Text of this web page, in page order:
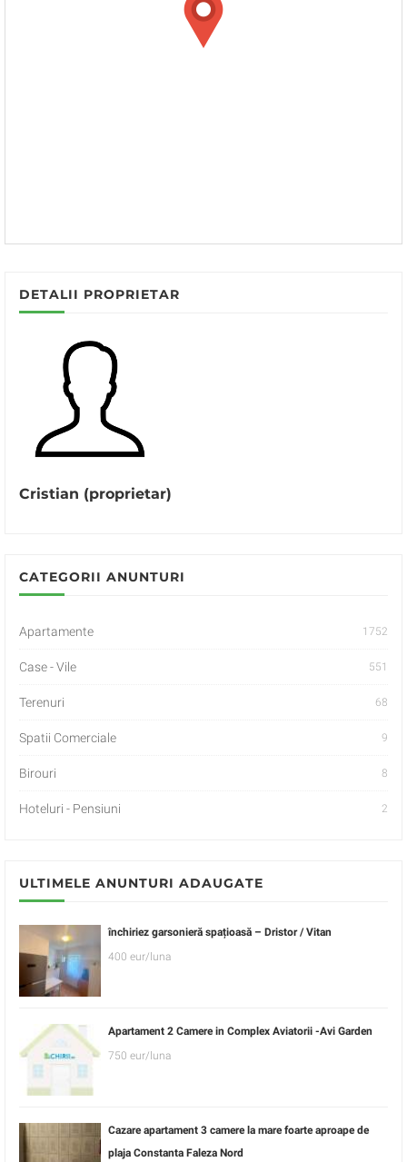
DETALII PROPRIETAR
Cristian (proprietar)
CATEGORII ANUNTURI
Apartamente 1752
Case - Vile 551
Terenuri 68
Spatii Comerciale 9
Birouri 8
Hoteluri - Pensiuni 2
ULTIMELE ANUNTURI ADAUGATE
închiriez garsonieră spațioasă – Dristor / Vitan
400 eur/luna
Apartament 2 Camere in Complex Aviatorii -Avi Garden
750 eur/luna
Cazare apartament 3 camere la mare foarte aproape de
plaja Constanta Faleza Nord